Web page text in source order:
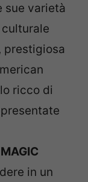
sue varietà
, prestigiosa
ricco di
in un